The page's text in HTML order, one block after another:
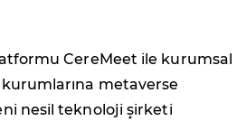
CereMeet ile kurumsal
metaverse
nesil teknoloji şirketi